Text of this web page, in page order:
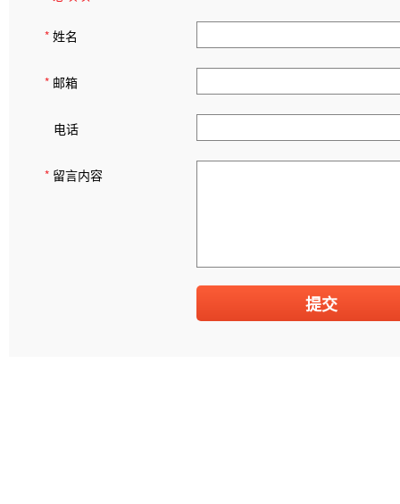
* 姓名
* 邮箱
电话
* 留言内容